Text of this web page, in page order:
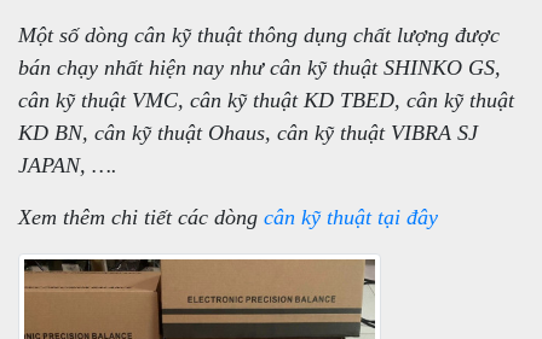
Một số dòng cân kỹ thuật thông dụng chất lượng được
bán chạy nhất hiện nay như cân kỹ thuật SHINKO GS,
cân kỹ thuật VMC, cân kỹ thuật KD TBED, cân kỹ thuật
KD BN, cân kỹ thuật Ohaus, cân kỹ thuật VIBRA SJ
JAPAN, ….
Xem thêm chi tiết các dòng cân kỹ thuật tại đây